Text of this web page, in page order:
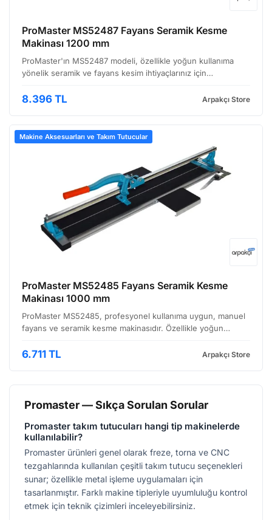
ProMaster MS52487 Fayans Seramik Kesme
Makinası 1200 mm
ProMaster'ın MS52487 modeli, özellikle yoğun kullanıma
yönelik seramik ve fayans kesim ihtiyaçlarınız için
1200 mm'lik kesim uzunluğuyla hem küçük hem de büyük …
8.396 TL Arpakçı Store
Makine Aksesuarları ve Takım Tutucular
ProMaster MS52485 Fayans Seramik Kesme
Makinası 1000 mm
ProMaster MS52485, profesyonel kullanıma uygun, manuel
fayans ve seramik kesme makinasıdır. Özellikle yoğun
atölyelerinde verimliliği artırmak amacıyla tasarlanm…
6.711 TL Arpakçı Store
Promaster — Sıkça Sorulan Sorular
Promaster takım tutucuları hangi tip makinelerde
kullanılabilir?
Promaster ürünleri genel olarak freze, torna ve CNC
tezgahlarında kullanılan çeşitli takım tutucu seçenekleri
sunar; özellikle metal işleme uygulamaları için
tasarlanmıştır. Farklı makine tipleriyle uyumluluğu kontrol
etmek için teknik çizimleri inceleyebilirsiniz.